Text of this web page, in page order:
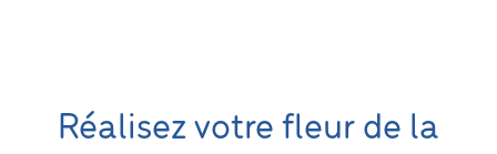
Réalisez votre fleur de la